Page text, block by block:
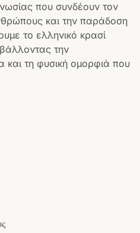
που συνδέουν τον
και την παράδοση
το ελληνικό κρασί
την
και τη φυσική ομορφιά που